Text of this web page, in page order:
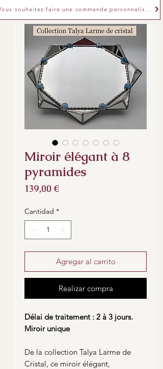
Miroir élégant à 8
pyramides
139,00 €Precio
Cantidad *
Agregar al carrito
Realizar compra
Délai de traitement : 2 à 3 jours.
Miroir unique
De la collection Talya Larme de
Cristal, ce miroir élégant,